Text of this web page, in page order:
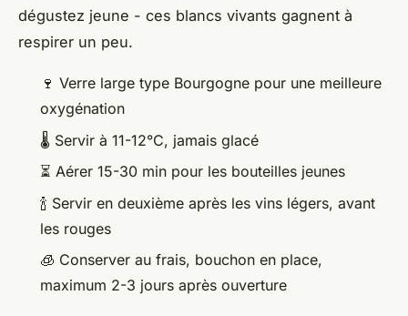
dégustez jeune - ces blancs vivants gagnent à
respirer un peu.
🍷 Verre large type Bourgogne pour une meilleure
oxygénation
🌡️ Servir à 11-12°C, jamais glacé
⏳ Aérer 15-30 min pour les bouteilles jeunes
🍾 Servir en deuxième après les vins légers, avant
les rouges
🧊 Conserver au frais, bouchon en place,
maximum 2-3 jours après ouverture